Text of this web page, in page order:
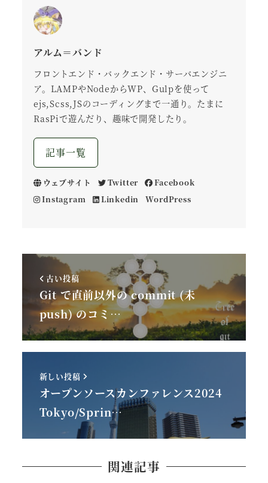
アルム＝バンド
フロントエンド・バックエンド・サーバエンジニ
ア。LAMPやNodeからWP、Gulpを使って
ejs,Scss,JSのコーディングまで一通り。たまに
RasPiで遊んだり、趣味で開発したり。
記事一覧
ウェブサイト Twitter
Facebook
Instagram
Linkedin WordPress
古い投稿
Git で直前以外の commit (未
push) のコミ…
新しい投稿
オープンソースカンファレンス2024
Tokyo/Sprin…
関連記事